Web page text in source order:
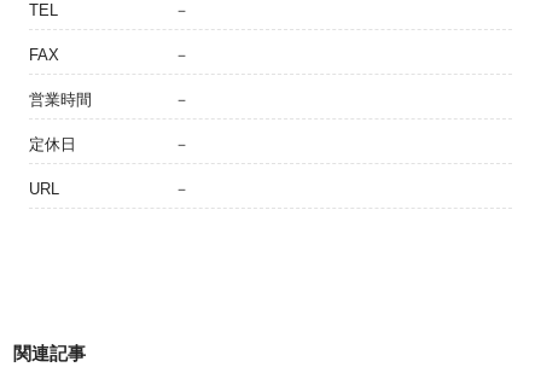
TEL －
FAX －
営業時間 －
定休日 －
URL －
関連記事